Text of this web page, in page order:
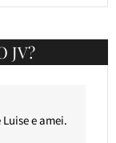
JV?
e amei.